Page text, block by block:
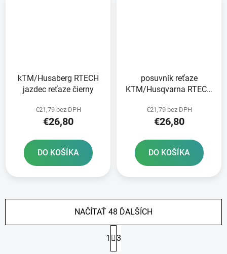
kTM/Husaberg RTECH
jazdec reťaze čierny
€21,79 bez DPH
€26,80
DO KOŠÍKA
posuvník reťaze
KTM/Husqvarna RTECH
€21,79 bez DPH
€26,80
DO KOŠÍKA
O
NAČÍTAŤ 48 ĎALŠÍCH
t
r
1 3